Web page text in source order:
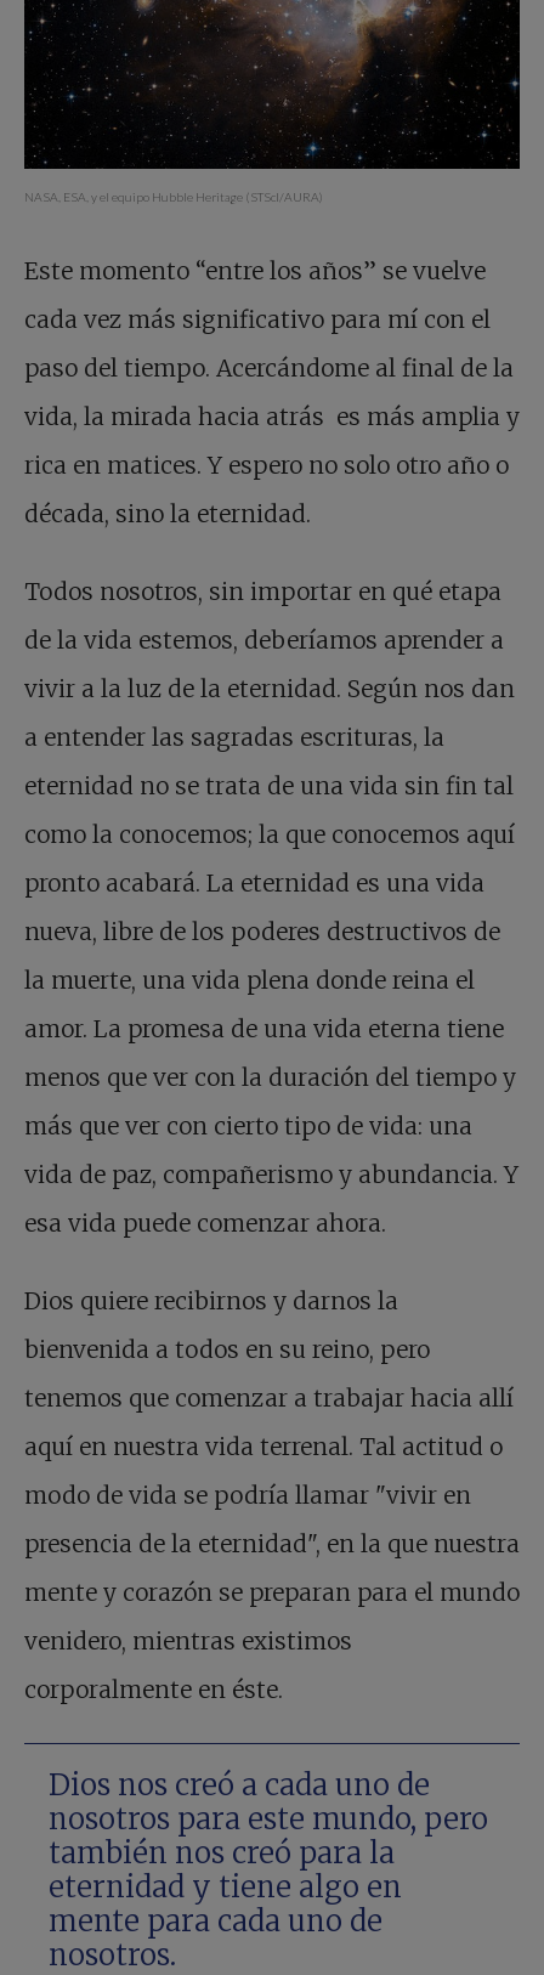
NASA, ESA, y el equipo Hubble Heritage (STScI/AURA)
Este momento “entre los años” se vuelve
cada vez más significativo para mí con el
paso del tiempo. Acercándome al final de la
vida, la mirada hacia atrás es más amplia y
rica en matices. Y espero no solo otro año o
década, sino la eternidad.
Todos nosotros, sin importar en qué etapa
de la vida estemos, deberíamos aprender a
vivir a la luz de la eternidad. Según nos dan
a entender las sagradas escrituras, la
eternidad no se trata de una vida sin fin tal
como la conocemos; la que conocemos aquí
pronto acabará. La eternidad es una vida
nueva, libre de los poderes destructivos de
la muerte, una vida plena donde reina el
amor. La promesa de una vida eterna tiene
menos que ver con la duración del tiempo y
más que ver con cierto tipo de vida: una
vida de paz, compañerismo y abundancia. Y
esa vida puede comenzar ahora.
Dios quiere recibirnos y darnos la
bienvenida a todos en su reino, pero
tenemos que comenzar a trabajar hacia allí
aquí en nuestra vida terrenal. Tal actitud o
modo de vida se podría llamar "vivir en
presencia de la eternidad", en la que nuestra
mente y corazón se preparan para el mundo
venidero, mientras existimos
corporalmente en éste.
Dios nos creó a cada uno de
nosotros para este mundo, pero
también nos creó para la
eternidad y tiene algo en
mente para cada uno de
nosotros.